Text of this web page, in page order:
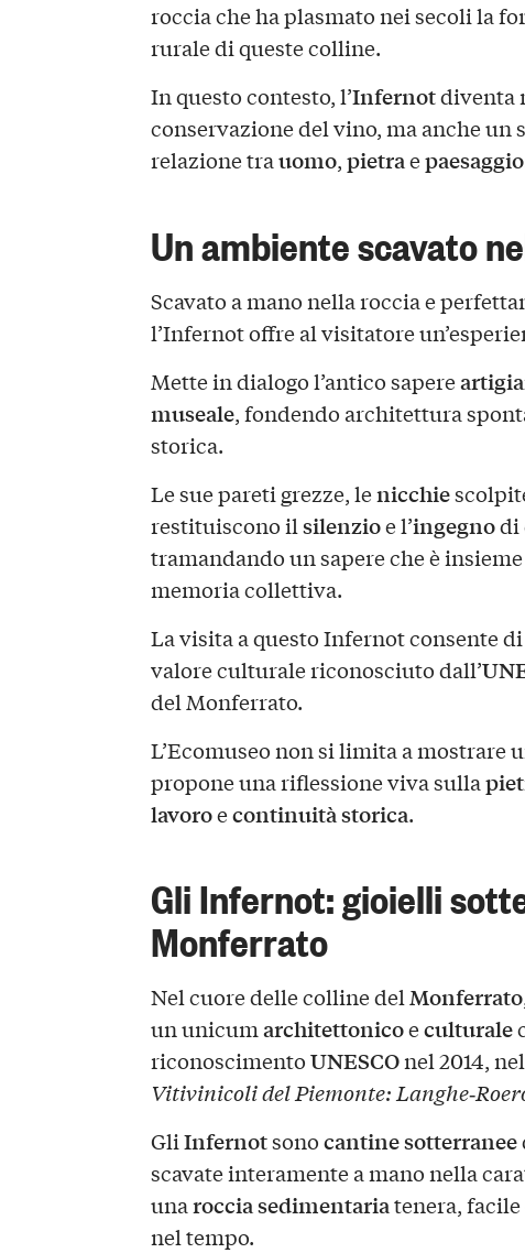
roccia che ha plasmato nei secoli la
rurale di queste colline.
In questo contesto, l’Infernotdiventa
conservazione del vino, ma anche
relazione trauomo,pietraepaesaggio
Un ambiente scavato
Scavato a mano nella roccia e
l’Infernot offre al visitatore
Mette in dialogo l’antico sapere
museale, fondendo architettura
storica.
Le sue pareti grezze, lenicchie
restituiscono ilsilenzioe l’ingegnodi
tramandando un sapere che è
memoria collettiva.
La visita a questo Infernot consente
valore culturale riconosciuto dall’
del Monferrato.
L’Ecomuseo non si limita a mostrare
propone una riflessione viva sulla
lavoroecontinuità storica.
Gli Infernot: gioielli
Monferrato
Nel cuore delle colline delMonferrato
un unicumarchitettonicoeculturale
riconoscimentoUNESCOnel 2014,
Vitivinicoli del Piemonte:
GliInfernotsonocantine sotterranee
scavate interamente a mano nella
unaroccia sedimentariatenera, facile
nel tempo.